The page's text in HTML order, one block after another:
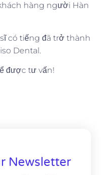
hàng người Hàn
có tiếng đã trở thành
Dental.
được tư vấn!
Newsletter